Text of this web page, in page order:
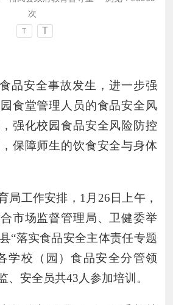
次
T T
品安全事故发生，进一步强
食堂管理人员的食品安全风
强化校园食品安全风险防控
保障师生的饮食安全与身体
局工作安排， 1月26日上午，
市场监督管理 局、卫健委举
“落实食品安全主体责任专题
学校（园）食品安全分管领
、安全员共43人参加培训。